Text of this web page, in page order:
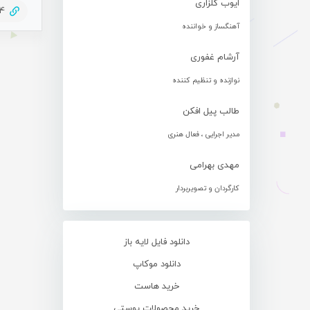
ایوب گلزاری
آهنگساز و خواننده
آرشام غفوری
نوازنده و تنظیم کننده
طالب پیل افکن
مدیر اجرایی ، فعال هنری
مهدی بهرامی
کارگردان و تصویربردار
دانلود فایل لایه باز
دانلود موکاپ
خرید هاست